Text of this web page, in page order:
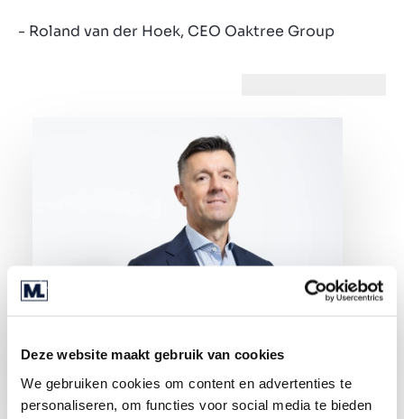
Deze website maakt gebruik van cookies
We gebruiken cookies om content en advertenties te
personaliseren, om functies voor social media te bieden
- Roland van der Hoek, CEO Oaktree Group